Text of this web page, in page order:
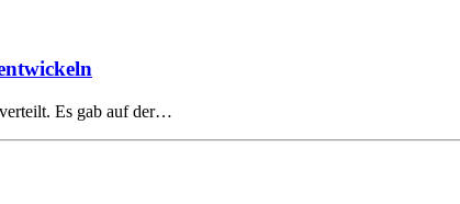
Es gab auf der…